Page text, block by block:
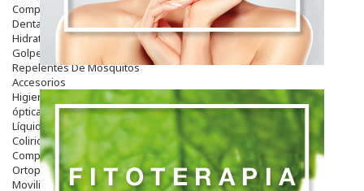
Complementos Alimentarios
Dentales
Hidratantes
Golpes Y Hematomas
Repelentes De Mosquitos
Accesorios
Higiene
óptica
Líquidos Lentillas
Colirios
Complementos Alimentarios.
Ortopedia - Accesorios
Movilidad